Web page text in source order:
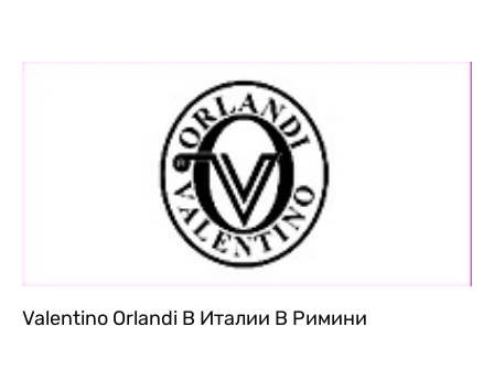
Valentino Orlandi В Италии В Римини